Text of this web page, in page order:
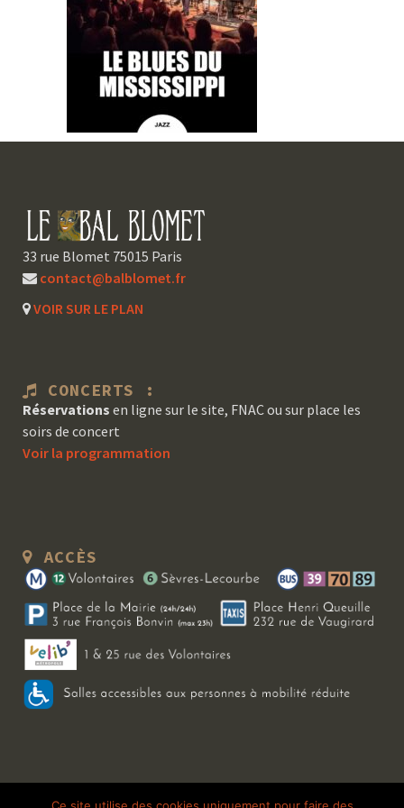
33 rue Blomet 75015 Paris
contact@balblomet.fr
VOIR SUR LE PLAN
CONCERTS :
Réservations en ligne sur le site, FNAC ou sur place les
soirs de concert
Voir la programmation
ACCÈS
Copyright 2026 Le Bal Blomet | Tous droits réservés | Mentions légales